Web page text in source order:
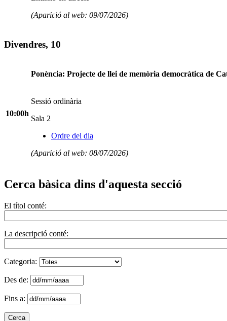
(Aparició al web: 09/07/2026)
Divendres, 10
10:00h
Ponència: Projecte de llei de memòria democràtica de
Sessió ordinària
Sala 2
Ordre del dia
(Aparició al web: 08/07/2026)
Cerca bàsica dins d'aquesta secció
El títol conté:
La descripció conté:
Categoria:
Des de:
Fins a: